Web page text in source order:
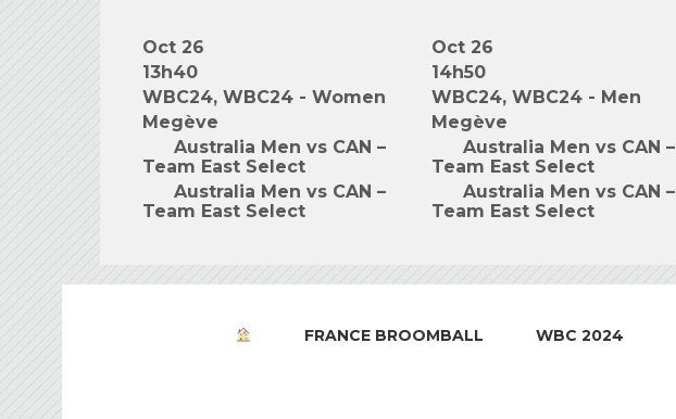
Oct 26
13h40
WBC24, WBC24 - Women
Megève
Australia Men vs CAN –
Team East Select
Australia Men vs CAN –
Team East Select
Oct 26
14h50
WBC24, WBC24 - Men
Megève
Australia Men vs CAN –
Team East Select
Australia Men vs CAN –
Team East Select
FRANCE BROOMBALL WBC 2024